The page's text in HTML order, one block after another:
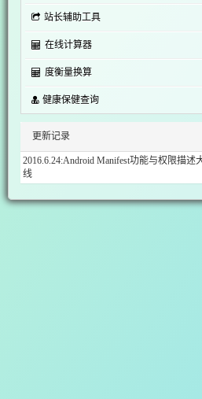
站长辅助工具
在线计算器
度衡量换算
健康保健查询
更新记录
2016.6.24:Android Manifest功能与权限描述
线